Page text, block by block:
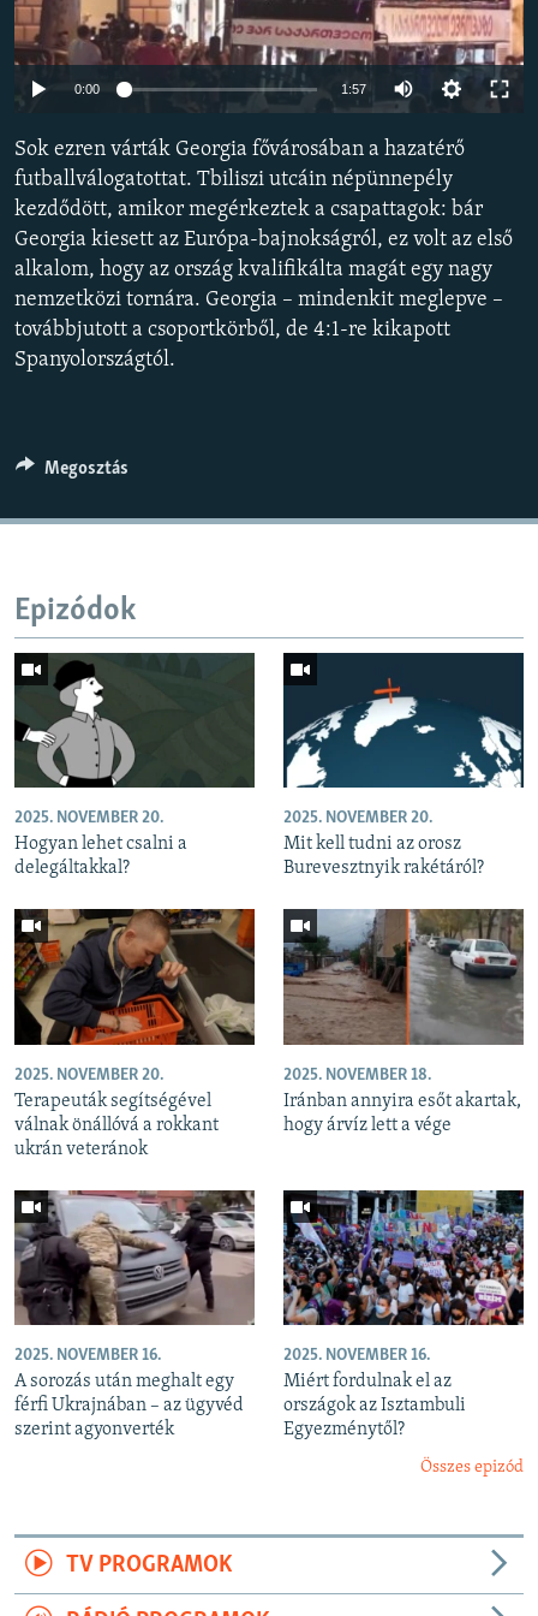
EURÓPAI UNIÓ
VILÁG
KLÍMAVÁLTOZÁS
A MÚLT TANULSÁGAI
KÖVESSEN MINKET!
Valamennyi RFE/RL weboldal
Auto 240p 480p
720p
0:00 1:57
360p
480p
1080p
Sok ezren várták Georgia fővárosában a hazatérő
futballválogatottat. Tbiliszi utcáin népünnepély
kezdődött, amikor megérkeztek a csapattagok: bár
Georgia kiesett az Európa-bajnokságról, ez volt az első
alkalom, hogy az ország kvalifikálta magát egy nagy
nemzetközi tornára. Georgia – mindenkit meglepve –
továbbjutott a csoportkörből, de 4:1-re kikapott
Spanyolországtól.
Megosztás
Epizódok
2025. NOVEMBER 20.
Hogyan lehet csalni a
delegáltakkal?
2025. NOVEMBER 20.
Mit kell tudni az orosz
Burevesztnyik rakétáról?
2025. NOVEMBER 20.
Terapeuták segítségével
válnak önállóvá a rokkant
ukrán veteránok
2025. NOVEMBER 18.
Iránban annyira esőt akartak,
hogy árvíz lett a vége
2025. NOVEMBER 16.
A sorozás után meghalt egy
férfi Ukrajnában – az ügyvéd
szerint agyonverték
2025. NOVEMBER 16.
Miért fordulnak el az
országok az Isztambuli
Egyezménytől?
Összes epizód
TV PROGRAMOK